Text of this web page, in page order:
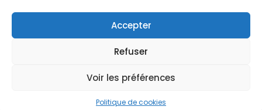
Accepter
Refuser
Voir les préférences
Politique de cookies
Comments are closed.